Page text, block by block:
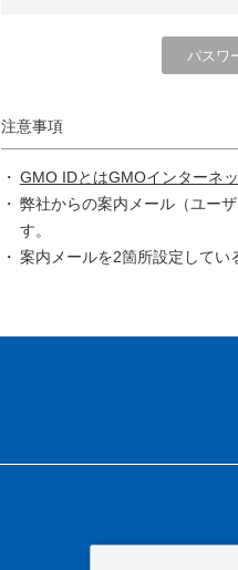
注意事項
GMO IDとはGMOインターネ
弊社からの案内メール（ユー
す。
案内メールを2箇所設定してい